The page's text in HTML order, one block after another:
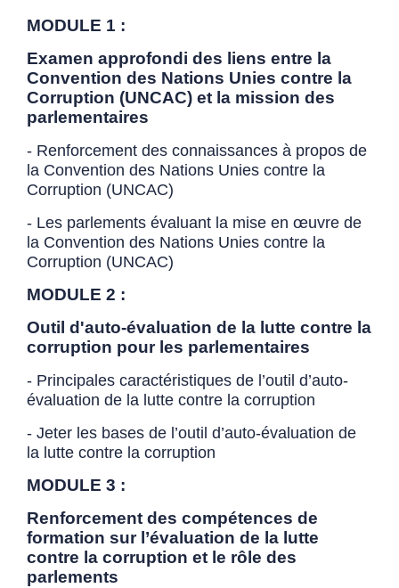
MODULE 1 :
Examen approfondi des liens entre la
Convention des Nations Unies contre la
Corruption (UNCAC) et la mission des
parlementaires
- Renforcement des connaissances à propos de
la Convention des Nations Unies contre la
Corruption (UNCAC)
- Les parlements évaluant la mise en œuvre de
la Convention des Nations Unies contre la
Corruption (UNCAC)
MODULE 2 :
Outil d'auto-évaluation de la lutte contre la
corruption pour les parlementaires
- Principales caractéristiques de l’outil d’auto-
évaluation de la lutte contre la corruption
- Jeter les bases de l’outil d’auto-évaluation de
la lutte contre la corruption
MODULE 3 :
Renforcement des compétences de
formation sur l’évaluation de la lutte
contre la corruption et le rôle des
parlements